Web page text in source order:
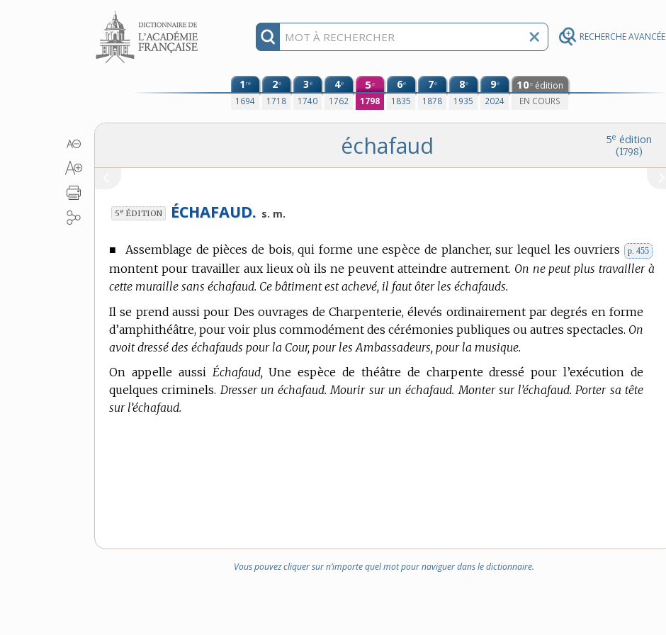
RECHERCHE AVANCÉE
Aller au contenu
1re
1694
2e
1718
3e
1740
4e
1762
5e
1798
6e
1835
7e
1878
8e
1935
9e
2024
10e édition
EN COURS
5e édition
(1798)
échafaud
5e ÉDITION ÉCHAFAUD. s. m.
■ Assemblage de pièces de bois, qui forme une espèce de plancher, sur lequel les ouvriers p. 455
montent pour travailler aux lieux où ils ne peuvent atteindre autrement. On ne peut plus travailler à
cette muraille sans échafaud. Ce bâtiment est achevé, il faut ôter les échafauds.
Il se prend aussi pour Des ouvrages de Charpenterie, élevés ordinairement par degrés en forme
d’amphithéâtre, pour voir plus commodément des cérémonies publiques ou autres spectacles. On
avoit dressé des échafauds pour la Cour, pour les Ambassadeurs, pour la musique.
On appelle aussi Échafaud,Une espèce de théâtre de charpente dressé pour l’exécution de
quelques criminels. Dresser un échafaud. Mourir sur un échafaud. Monter sur l’échafaud. Porter sa tête
sur l’échafaud.
Vous pouvez cliquer sur n’importe quel mot pour naviguer dans le dictionnaire.